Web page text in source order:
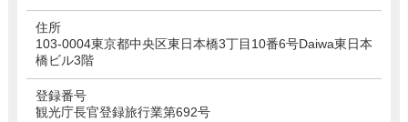
住所
103-0004東京都中央区東日本橋3丁目10番6号Daiwa東日本
橋ビル3階
登録番号
観光庁長官登録旅行業第692号